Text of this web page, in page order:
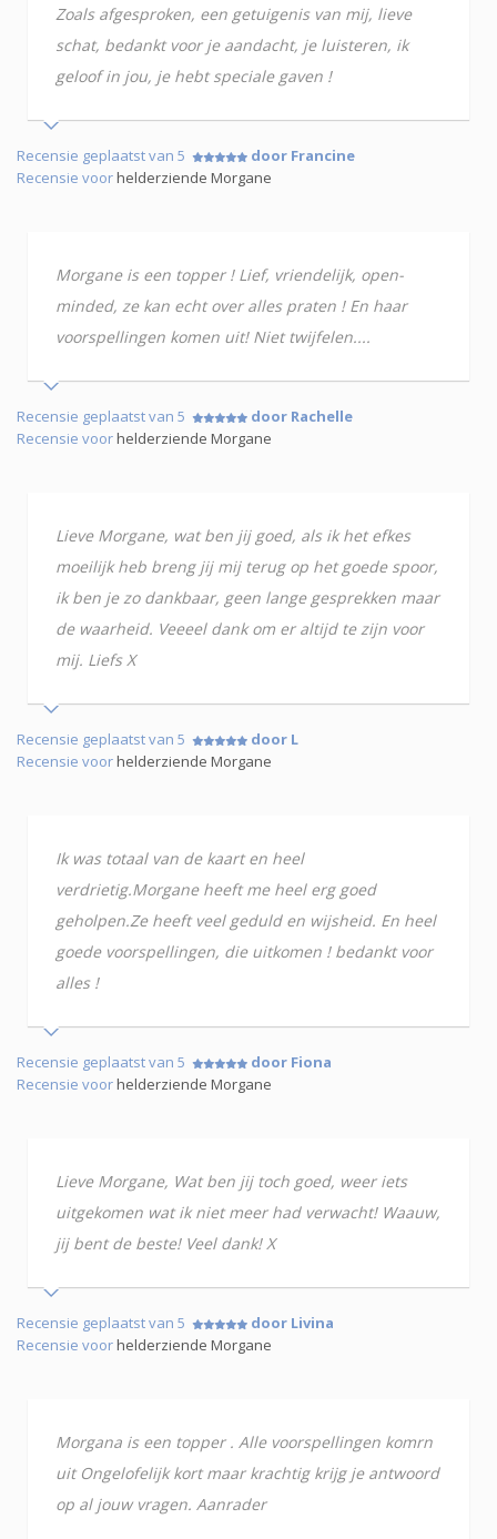
Zoals afgesproken, een getuigenis van mij, lieve
schat, bedankt voor je aandacht, je luisteren, ik
geloof in jou, je hebt speciale gaven !
Recensie geplaatst van 5
door Francine
Recensie voorhelderziende Morgane
Morgane is een topper ! Lief, vriendelijk, open-
minded, ze kan echt over alles praten ! En haar
voorspellingen komen uit! Niet twijfelen....
Recensie geplaatst van 5
door Rachelle
Recensie voorhelderziende Morgane
Lieve Morgane, wat ben jij goed, als ik het efkes
moeilijk heb breng jij mij terug op het goede spoor,
ik ben je zo dankbaar, geen lange gesprekken maar
de waarheid. Veeeel dank om er altijd te zijn voor
mij. Liefs X
Recensie geplaatst van 5
door L
Recensie voorhelderziende Morgane
Ik was totaal van de kaart en heel
verdrietig.Morgane heeft me heel erg goed
geholpen.Ze heeft veel geduld en wijsheid. En heel
goede voorspellingen, die uitkomen ! bedankt voor
alles !
Recensie geplaatst van 5
door Fiona
Recensie voorhelderziende Morgane
Lieve Morgane, Wat ben jij toch goed, weer iets
uitgekomen wat ik niet meer had verwacht! Waauw,
jij bent de beste! Veel dank! X
Recensie geplaatst van 5
door Livina
Recensie voorhelderziende Morgane
Morgana is een topper . Alle voorspellingen komrn
uit Ongelofelijk kort maar krachtig krijg je antwoord
op al jouw vragen. Aanrader